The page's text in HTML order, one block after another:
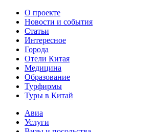
О проекте
Новости и события
Статьи
Интересное
Города
Отели Китая
Медицина
Образование
Турфирмы
Туры в Китай
Авиа
Услуги